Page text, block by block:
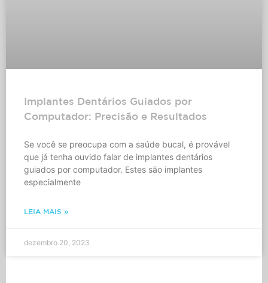
Implantes Dentários Guiados por
Computador: Precisão e Resultados
Se você se preocupa com a saúde bucal, é provável
que já tenha ouvido falar de implantes dentários
guiados por computador. Estes são implantes
especialmente
LEIA MAIS »
dezembro 20, 2023